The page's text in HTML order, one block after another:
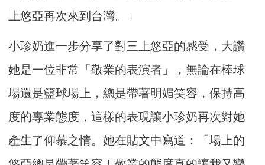
上悠亞再次來到台灣。」
小珍奶進一步分享了對三上悠亞的感受，大讚
她是一位非常「敬業的表演者」，無論在棒球
場還是籃球場上，總是帶著明媚笑容，保持高
度的專業態度，這樣的表現讓小珍奶再次對她
產生了仰慕之情。她在貼文中寫道：「場上的